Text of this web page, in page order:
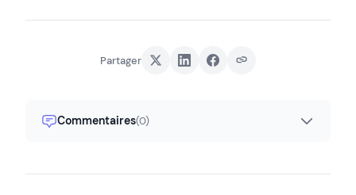
Partager
Commentaires(0)